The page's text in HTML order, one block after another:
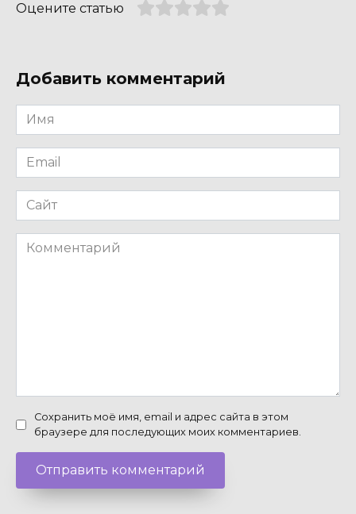
Оцените статью
Добавить комментарий
Имя
*
Email
*
Сайт
Комментарий
Сохранить моё имя, email и адрес сайта в этом
браузере для последующих моих комментариев.